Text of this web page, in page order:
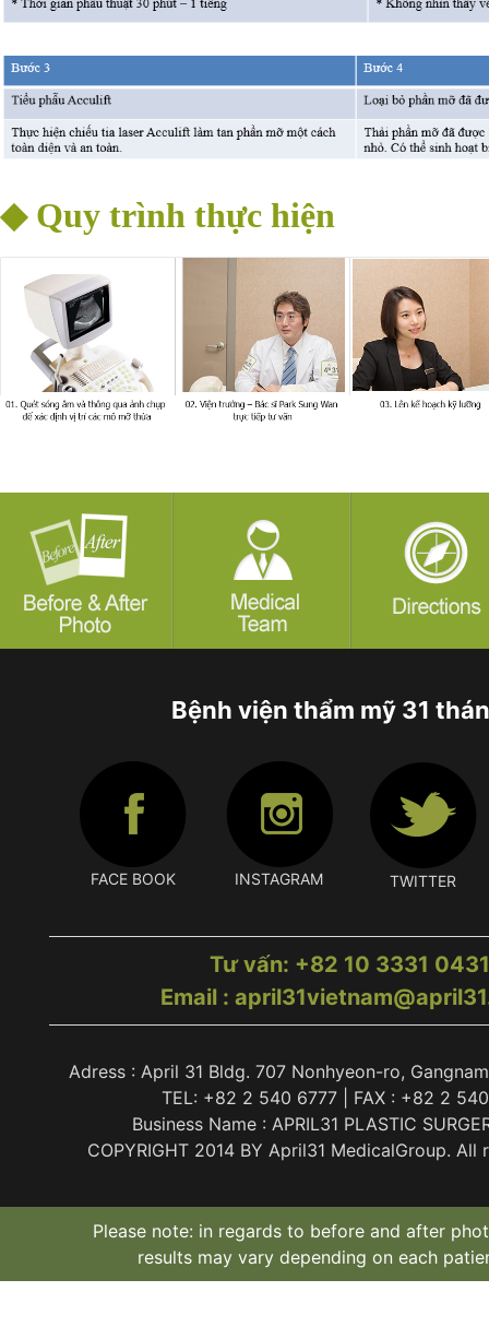
◆ Quy trình thực hiện
Bệnh viện thẩm mỹ 31
FACE BOOK INSTAGRAM TWITTER
Tư vấn: +82 10 3331 0431
Email :
Adress : April 31 Bldg. 707 Nonhyeon-ro,
TEL: +82 2 540 6777 | FAX : +82 2
Business Name : APRIL31 PLASTIC
COPYRIGHT 2014 BY April31 MedicalGroup. All
Please note: in regards to before and after
results may vary depending on each